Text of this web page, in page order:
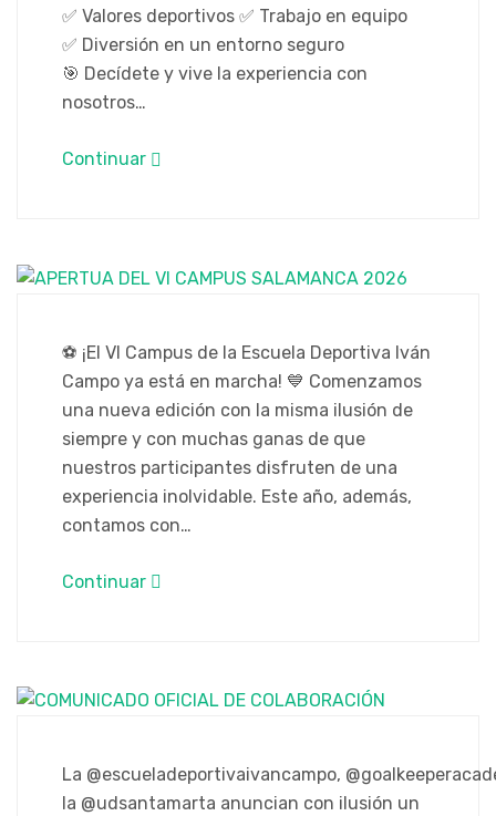
✅ Valores deportivos ​​​✅ Trabajo en equipo ​​​
✅ Diversión en un entorno seguro ​​​
🎯 Decídete y vive la experiencia con
nosotros…
Continuar
⚽️ ¡El VI Campus de la Escuela Deportiva Iván
Campo ya está en marcha! 💙 Comenzamos
una nueva edición con la misma ilusión de
siempre y con muchas ganas de que
nuestros participantes disfruten de una
experiencia inolvidable. Este año, además,
contamos con…
Continuar
La @escueladeportivaivancampo,
la @udsantamarta anuncian con ilusión un